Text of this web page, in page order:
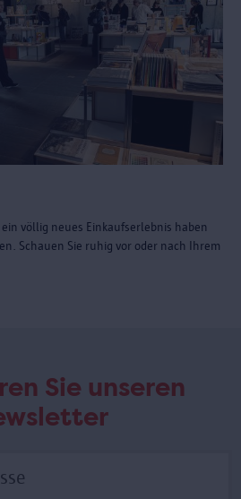
völlig neues Einkaufserlebnis haben
Schauen Sie ruhig vor oder nach Ihrem
Sie unseren